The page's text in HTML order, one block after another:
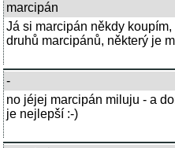
marcipán
Já si marcipán někdy
druhů marcipánů, některý je
-
no jéjej marcipán miluju - a
je nejlepší :-)